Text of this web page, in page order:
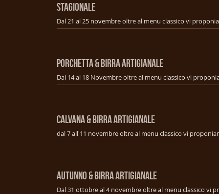
STAGIONALE
PORCHETTA & BIRRA ARTIGIANALE
CALVANA & BIRRA ARTIGIANALE
AUTUNNO & BIRRA ARTIGIANALE